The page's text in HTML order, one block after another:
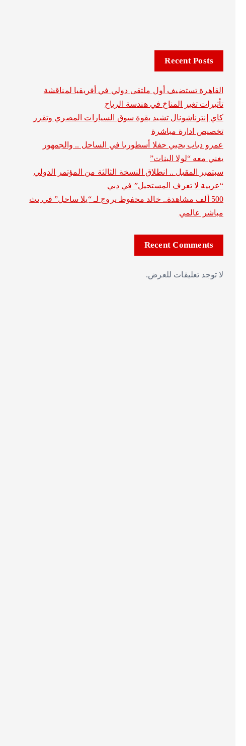
Recent Posts
القاهرة تستضيف أول ملتقى دولي في أفريقيا لمناقشة
تأثيرات تغير المناخ في هندسة الرياح
كاي إنترناشونال تشيد بقوة سوق السيارات المصري وتقرر
تخصيص ادارة مباشرة
عمرو دياب يحيي حفلا أسطوريا في الساحل .. والجمهور
يغني معه “لولا البنات”
سبتمبر المقبل .. انطلاق النسخة الثالثة من المؤتمر الدولي
“عربية لا تعرف المستحيل” في دبي
500 ألف مشاهدة.. خالد محفوظ يروج لـ “يلا ساحل” في بث
مباشر عالمي
Recent Comments
لا توجد تعليقات للعرض.